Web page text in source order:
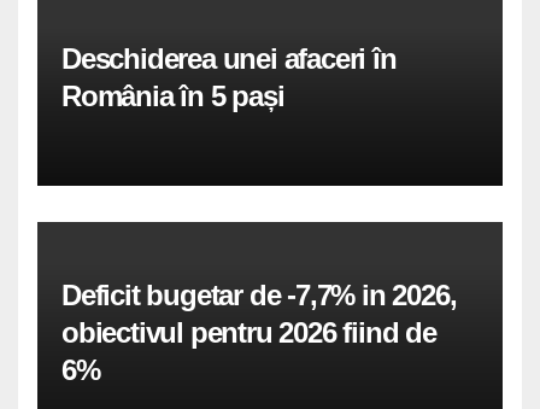
Deschiderea unei afaceri în
România în 5 pași
Deficit bugetar de -7,7% in 2026,
obiectivul pentru 2026 fiind de
6%